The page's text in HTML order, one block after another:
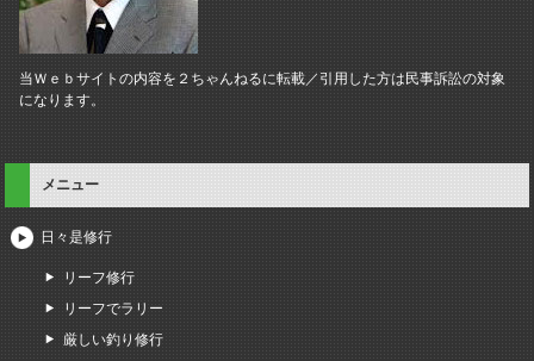
当Ｗｅｂサイトの内容を２ちゃんねるに転載／引用した方は民事訴訟の対象
になります。
メニュー
日々是修行
リーフ修行
リーフでラリー
厳しい釣り修行